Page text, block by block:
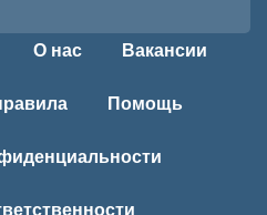
О нас Вакансии
Помощь